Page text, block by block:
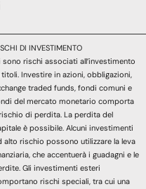
DI INVESTIMENTO
sono rischi associati all’investimento
titoli. Investire in azioni, obbligazioni,
traded funds, fondi comuni e
del mercato monetario comporta
di perdita. La perdita del
è possibile. Alcuni investimenti
alto rischio possono utilizzare la leva
che accentuerà i guadagni e le
Gli investimenti esteri
rischi speciali, tra cui una